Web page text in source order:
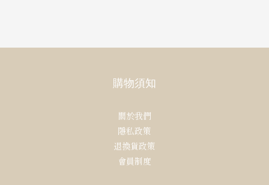
購物須知
關於我們
隱私政策
退換貨政策
會員制度